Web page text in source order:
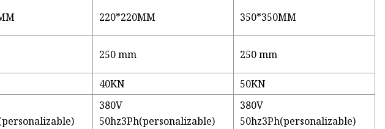
220*220MM 350*350MM
250 mm 250 mm
40KN 50KN
380V
50hz3Ph(personalizable)
380V
50hz3Ph(personalizable)